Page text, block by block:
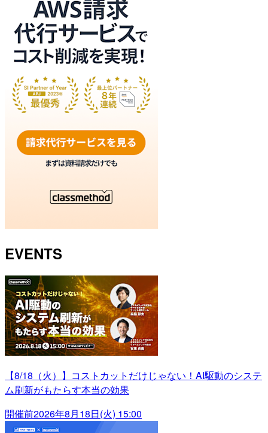
EVENTS
【8/18（火）】コストカットだけじゃない！AI駆動のシステ
ム刷新がもたらす本当の効果
開催前2026年8月18日(火) 15:00